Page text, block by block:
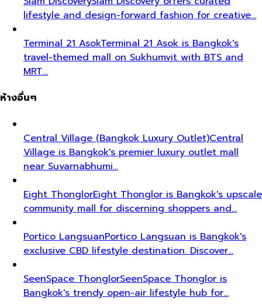
lifestyle and design-forward fashion for creative…
Terminal 21 AsokTerminal 21 Asok is Bangkok's
travel-themed mall on Sukhumvit with BTS and
MRT…
ห้างอื่นๆ
Central Village (Bangkok Luxury Outlet)Central
Village is Bangkok's premier luxury outlet mall
near Suvarnabhumi…
Eight ThonglorEight Thonglor is Bangkok's upscale
community mall for discerning shoppers and…
Portico LangsuanPortico Langsuan is Bangkok's
exclusive CBD lifestyle destination. Discover…
SeenSpace ThonglorSeenSpace Thonglor is
Bangkok's trendy open-air lifestyle hub for…